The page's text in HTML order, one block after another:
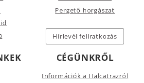
Pergető horgászat
Hírlevél feliratkozás
CÉGÜNKRŐL
Információk a Halcatrazról